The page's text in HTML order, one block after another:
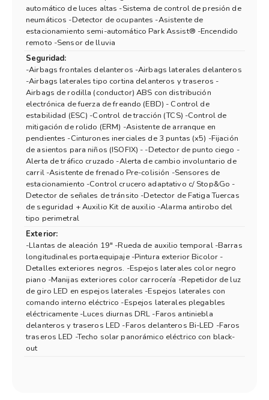
automático de luces altas -Sistema de control de presión de
neumáticos -Detector de ocupantes -Asistente de
estacionamiento semi-automático Park Assist® -Encendido
remoto -Sensor de lluvia
Seguridad:
-Airbags frontales delanteros -Airbags laterales delanteros
-Airbags laterales tipo cortina delanteros y traseros -
Airbags de rodilla (conductor) ABS con distribución
electrónica de fuerza de freando (EBD) - Control de
estabilidad (ESC) -Control de tracción (TCS) -Control de
mitigación de rolido (ERM) -Asistente de arranque en
pendientes -Cinturones inerciales de 3 puntas (x5) -Fijación
de asientos para niños (ISOFIX) - -Detector de punto ciego -
Alerta de tráfico cruzado -Alerta de cambio involuntario de
carril -Asistente de frenado Pre-colisión -Sensores de
estacionamiento -Control crucero adaptativo c/ Stop&Go -
Detector de señales de tránsito -Detector de Fatiga Tuercas
de seguridad + Auxilio Kit de auxilio -Alarma antirobo del
tipo perimetral
Exterior:
-Llantas de aleación 19" -Rueda de auxilio temporal -Barras
longitudinales portaequipaje -Pintura exterior Bicolor -
Detalles exteriores negros. -Espejos laterales color negro
piano -Manijas exteriores color carrocería -Repetidor de luz
de giro LED en espejos laterales -Espejos laterales con
comando interno eléctrico -Espejos laterales plegables
eléctricamente -Luces diurnas DRL -Faros antiniebla
delanteros y traseros LED -Faros delanteros Bi-LED -Faros
traseros LED -Techo solar panorámico eléctrico con black-
out